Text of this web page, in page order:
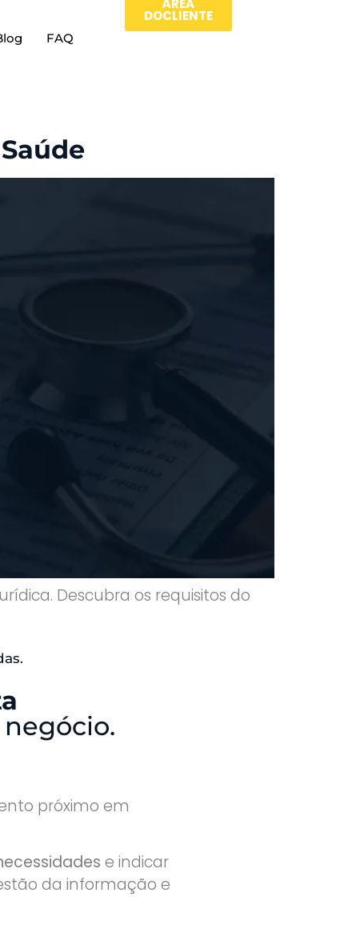
FAQ
ÀREA
DOCLIENTE
Descubra os requisitos do
próximo em
e indicar
da informação e